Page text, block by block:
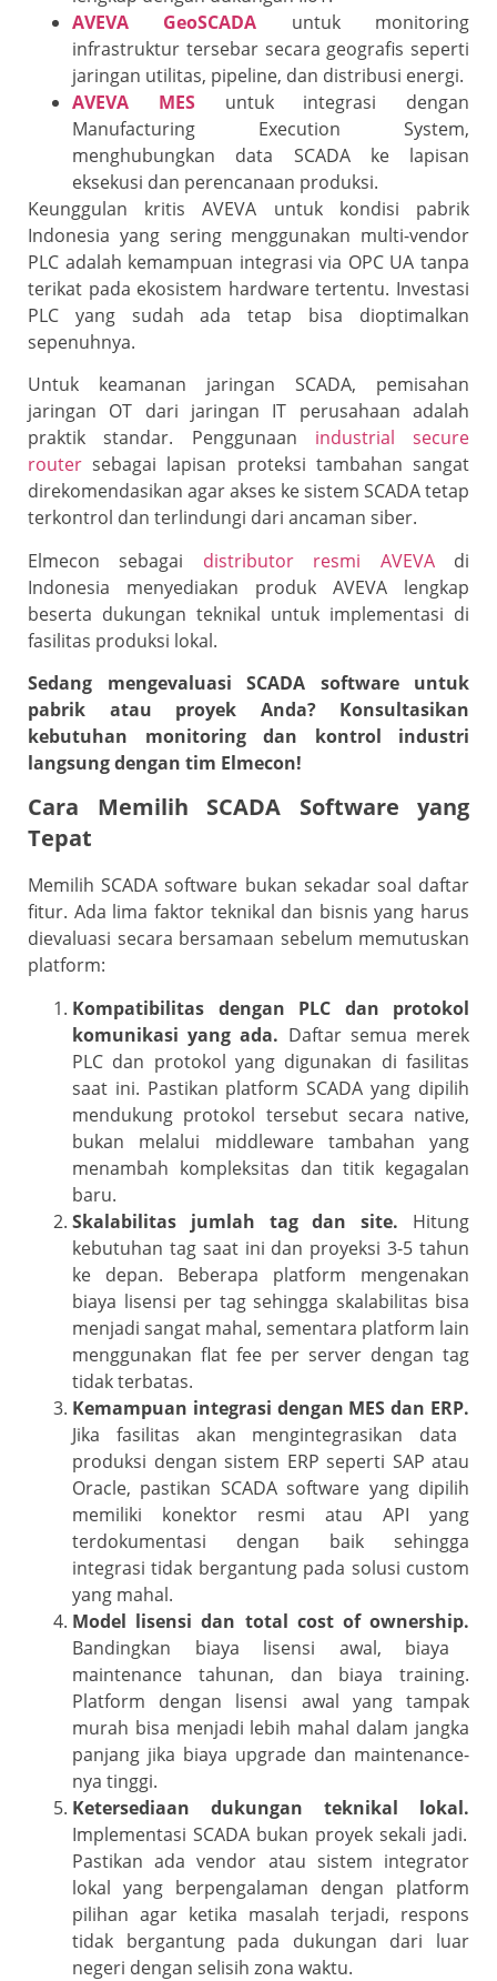
AVEVA GeoSCADA untuk monitoring
infrastruktur tersebar secara geografis seperti
jaringan utilitas, pipeline, dan distribusi energi.
AVEVA MESuntuk integrasi dengan
Manufacturing Execution System,
menghubungkan data SCADA ke lapisan
eksekusi dan perencanaan produksi.
Keunggulan kritis AVEVA untuk kondisi pabrik
Indonesia yang sering menggunakan multi-vendor
PLC adalah kemampuan integrasi via OPC UA tanpa
terikat pada ekosistem hardware tertentu. Investasi
PLC yang sudah ada tetap bisa dioptimalkan
sepenuhnya.
Untuk keamanan jaringan SCADA, pemisahan
jaringan OT dari jaringan IT perusahaan adalah
praktik standar. Penggunaan
industrial secure
router sebagai lapisan proteksi tambahan sangat
direkomendasikan agar akses ke sistem SCADA tetap
terkontrol dan terlindungi dari ancaman siber.
Elmecon sebagai
distributor resmi AVEVAdi
Indonesia menyediakan produk AVEVA lengkap
beserta dukungan teknikal untuk implementasi di
fasilitas produksi lokal.
Sedang mengevaluasi SCADA software untuk
pabrik atau proyek Anda? Konsultasikan
kebutuhan monitoring dan kontrol industri
langsung dengan tim Elmecon!
Cara Memilih SCADA Software yang
Tepat
Memilih SCADA software bukan sekadar soal daftar
fitur. Ada lima faktor teknikal dan bisnis yang harus
dievaluasi secara bersamaan sebelum memutuskan
platform:
Kompatibilitas dengan PLC dan protokol
komunikasi yang ada. Daftar semua merek
PLC dan protokol yang digunakan di fasilitas
saat ini. Pastikan platform SCADA yang dipilih
mendukung protokol tersebut secara native,
bukan melalui middleware tambahan yang
menambah kompleksitas dan titik kegagalan
baru.
Skalabilitas jumlah tag dan site. Hitung
kebutuhan tag saat ini dan proyeksi 3-5 tahun
ke depan. Beberapa platform mengenakan
biaya lisensi per tag sehingga skalabilitas bisa
menjadi sangat mahal, sementara platform lain
menggunakan flat fee per server dengan tag
tidak terbatas.
Kemampuan integrasi dengan MES dan ERP.
Jika fasilitas akan mengintegrasikan data
produksi dengan sistem ERP seperti SAP atau
Oracle, pastikan SCADA software yang dipilih
memiliki konektor resmi atau API yang
terdokumentasi dengan baik sehingga
integrasi tidak bergantung pada solusi custom
yang mahal.
Model lisensi dan total cost of ownership.
Bandingkan biaya lisensi awal, biaya
maintenance tahunan, dan biaya training.
Platform dengan lisensi awal yang tampak
murah bisa menjadi lebih mahal dalam jangka
panjang jika biaya upgrade dan maintenance-
nya tinggi.
Ketersediaan dukungan teknikal lokal.
Implementasi SCADA bukan proyek sekali jadi.
Pastikan ada vendor atau sistem integrator
lokal yang berpengalaman dengan platform
pilihan agar ketika masalah terjadi, respons
tidak bergantung pada dukungan dari luar
negeri dengan selisih zona waktu.